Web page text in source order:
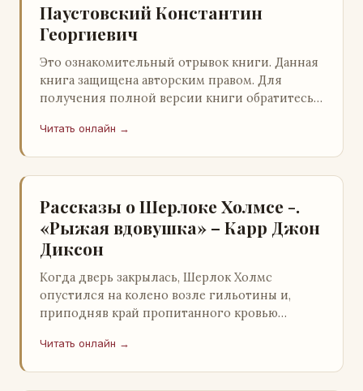
Паустовский Константин
Георгиевич
Это ознакомительный отрывок книги. Данная
книга защищена авторским правом. Для
получения полной версии книги обратитесь к
легального ко…
Читать онлайн →
Рассказы о Шерлоке Холмсе -.
«Рыжая вдовушка» – Карр Джон
Диксон
Когда дверь закрылась, Шерлок Холмс
опустился на колено возле гильотины и,
приподняв край пропитанного кровью
скрывался под ним…
Читать онлайн →